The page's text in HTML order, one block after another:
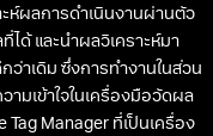
ห์ผลการดำเนินงานผ่านตัว
ด้ และนำผลวิเคราะห์มา
าเดิม ซึ่งการทำงานในส่วน
มเข้าใจในเครื่องมือวัดผล
Tag Manager ที่เป็นเครื่อง